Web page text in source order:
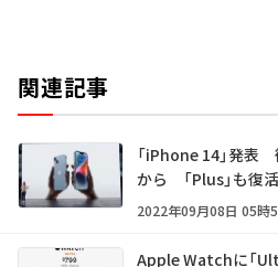
関連記事
「iPhone 14」発表
から 「Plus」も復活
2022年09月08日 05時
Apple Watchに「